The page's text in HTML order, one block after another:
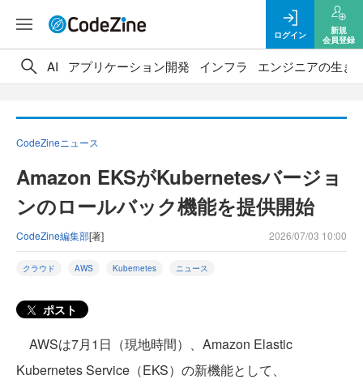
ログイン
新規
会員登録
AI アプリケーション開発 インフラ エンジニアの生き
CodeZineニュース
Amazon EKSがKubernetesバージョ
ンのロールバック機能を提供開始
CodeZine編集部[著] 2026/07/03 10:00
クラウド AWS Kubernetes ニュース
ポスト
AWSは7月1日（現地時間）、Amazon Elastic
Kubernetes Service（EKS）の新機能として、